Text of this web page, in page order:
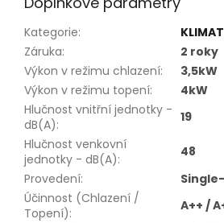
Kategorie:
Záruka:
2 roky
Výkon v režimu chlazení:
3,5kW
Výkon v režimu topení:
4kW
Hlučnost vnitřní jednotky -
dB(A):
19
Hlučnost venkovní
jednotky - dB(A):
48
Provedení:
Účinnost (Chlazení /
Topení):
A++ /